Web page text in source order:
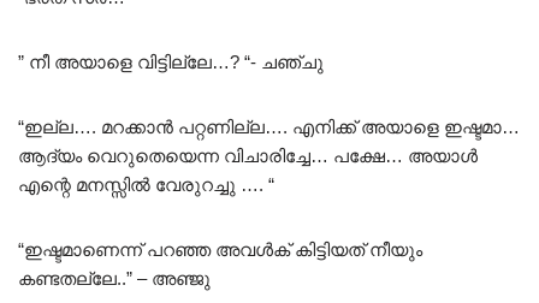
” നീ അയാളെ വിട്ടില്ലേ…? “- ചഞ്ചു
“ഇല്ല…. മറക്കാൻ പറ്റണില്ല…. എനിക്ക് അയാളെ ഇഷ്ടമാ…
ആദ്യം വെറുതെയെന്ന വിചാരിച്ചേ… പക്ഷേ… അയാൾ
എന്റെ മനസ്സിൽ വേരുറച്ചു …. “
“ഇഷ്ടമാണെന്ന് പറഞ്ഞ അവൾക് കിട്ടിയത് നീയും
കണ്ടതല്ലേ..” – അഞ്ജു